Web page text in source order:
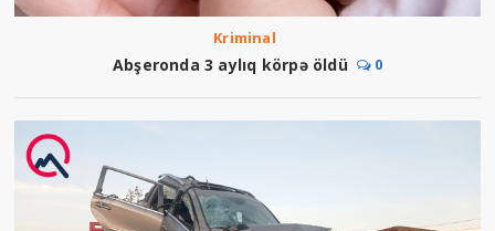
Kriminal
Abşeronda 3 aylıq körpə öldü 0